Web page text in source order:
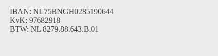
IBAN: NL75BNGH0285190644
KvK: 97682918
BTW: NL 8279.88.643.B.01